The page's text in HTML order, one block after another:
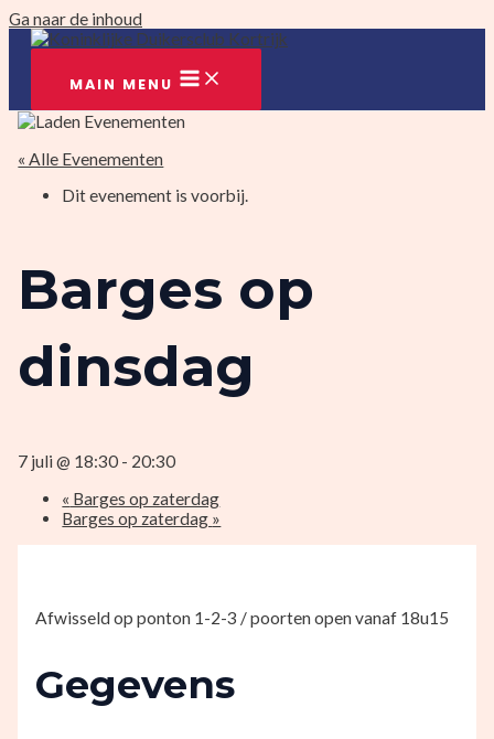
Ga naar de inhoud
MAIN MENU
« Alle Evenementen
Dit evenement is voorbij.
Barges op
dinsdag
7 juli @ 18:30 - 20:30
« Barges op zaterdag
Barges op zaterdag »
Afwisseld op ponton 1-2-3 / poorten open vanaf 18u15
Gegevens